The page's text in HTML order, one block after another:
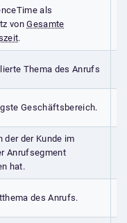
als
vonGesamte
.
Thema des Anrufs
Geschäftsbereich.
der der Kunde im
Anrufsegment
hat.
des Anrufs.